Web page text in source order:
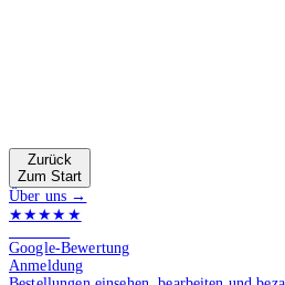
Zurück
Zum Start
Über uns →
★★★★★
Google-Bewertung
Anmeldung